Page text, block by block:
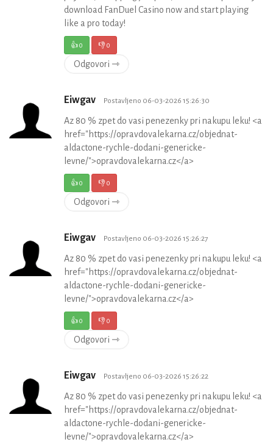
download FanDuel Casino now and start playing
like a pro today!
👍0 👎0
Odgovori ⇾
Eiwgav Postavljeno 06-03-2026 15:26:30
Az 80 % zpet do vasi penezenky pri nakupu leku! <a
href="https://opravdovalekarna.cz/objednat-
aldactone-rychle-dodani-genericke-
levne/">opravdovalekarna.cz</a>
👍0 👎0
Odgovori ⇾
Eiwgav Postavljeno 06-03-2026 15:26:27
Az 80 % zpet do vasi penezenky pri nakupu leku! <a
href="https://opravdovalekarna.cz/objednat-
aldactone-rychle-dodani-genericke-
levne/">opravdovalekarna.cz</a>
👍0 👎0
Odgovori ⇾
Eiwgav Postavljeno 06-03-2026 15:26:22
Az 80 % zpet do vasi penezenky pri nakupu leku! <a
href="https://opravdovalekarna.cz/objednat-
aldactone-rychle-dodani-genericke-
levne/">opravdovalekarna.cz</a>